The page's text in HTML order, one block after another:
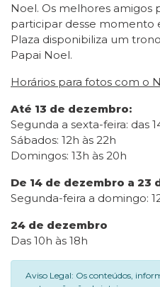
Noel. Os melhores
participar desse momento
Plaza disponibiliza um
Papai Noel.
Horários para fotos com o
Até 13 de dezembro:
Segunda a sexta-feira: das
Sábados: 12h às 22h
Domingos: 13h às 20h
De 14 de dezembro a 23
Segunda-feira a domingo:
24 de dezembro
Das 10h às 18h
Aviso Legal: Os conteúdos,